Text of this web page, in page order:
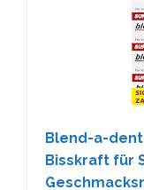
Blend-a-
Bisskraft für